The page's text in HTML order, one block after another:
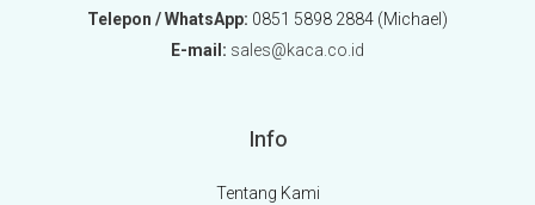
Telepon / WhatsApp: 0851 5898 2884 (Michael)
E-mail: sales@kaca.co.id
Info
Tentang Kami